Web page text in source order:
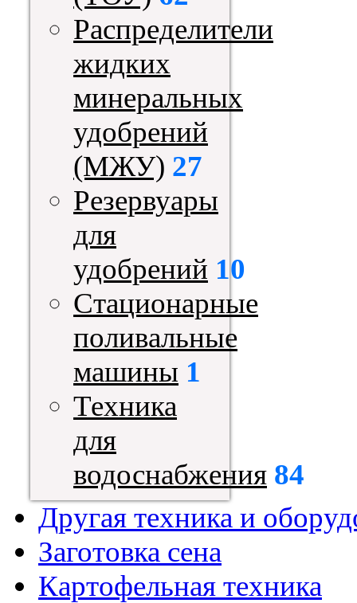
Распределители
жидких
минеральных
удобрений
(МЖУ) 27
Резервуары
для
удобрений 10
Стационарные
поливальные
машины 1
Техника
для
водоснабжения 84
Другая техника и
Заготовка сена
Картофельная техника